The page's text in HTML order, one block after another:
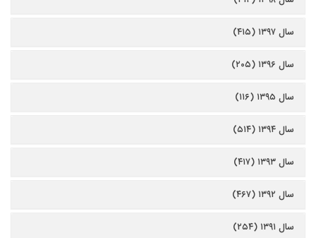
سال ۱۳۹۷ (۴۱۵)
سال ۱۳۹۶ (۲۰۵)
سال ۱۳۹۵ (۱۱۶)
سال ۱۳۹۴ (۵۱۴)
سال ۱۳۹۳ (۴۱۷)
سال ۱۳۹۲ (۴۶۷)
سال ۱۳۹۱ (۲۵۴)